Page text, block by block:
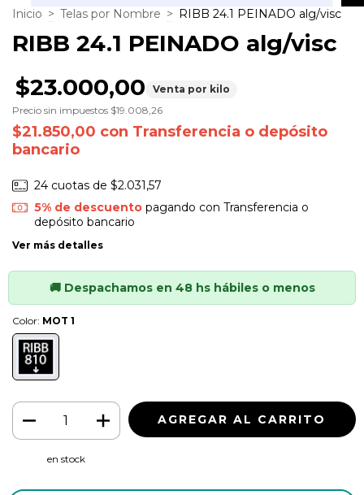
Inicio > Telas por Nombre > RIBB 24.1 PEINADO alg/visc
RIBB 24.1 PEINADO alg/visc
$23.000,00
Venta por kilo
Precio sin impuestos $19.008,26
$21.850,00 con Transferencia o depósito
bancario
24 cuotas de $2.031,57
5% de descuentopagando con Transferencia o
depósito bancario
Ver más detalles
Color: MOT 1
en stock